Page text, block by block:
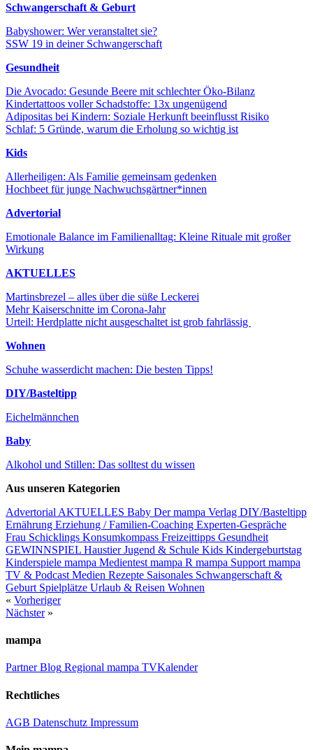
Schwangerschaft & Geburt
Babyshower: Wer veranstaltet sie?
SSW 19 in deiner Schwangerschaft
Gesundheit
Die Avocado: Gesunde Beere mit schlechter Öko-Bilanz
Kindertattoos voller Schadstoffe: 13x ungenügend
Adipositas bei Kindern: Soziale Herkunft beeinflusst Risiko
Schlaf: 5 Gründe, warum die Erholung so wichtig ist
Kids
Allerheiligen: Als Familie gemeinsam gedenken
Hochbeet für junge Nachwuchsgärtner*innen
Advertorial
Emotionale Balance im Familienalltag: Kleine Rituale mit großer
Wirkung
AKTUELLES
Martinsbrezel – alles über die süße Leckerei
Mehr Kaiserschnitte im Corona-Jahr
Urteil: Herdplatte nicht ausgeschaltet ist grob fahrlässig
Wohnen
Schuhe wasserdicht machen: Die besten Tipps!
DIY/Basteltipp
Eichelmännchen
Baby
Alkohol und Stillen: Das solltest du wissen
Aus unseren Kategorien
Advertorial AKTUELLES Baby Der mampa Verlag DIY/Basteltipp
Ernährung Erziehung / Familien-Coaching Experten-Gespräche
Frau Schicklings Konsumkompass Freizeittipps Gesundheit
GEWINNSPIEL HaustierJugend & Schule Kids Kindergeburtstag
Kinderspiele mampa Medientest mampa R mampa Support mampa
TV & Podcast Medien Rezepte Saisonales Schwangerschaft &
Geburt Spielplätze Urlaub & Reisen Wohnen
« Vorheriger
Nächster»
mampa
PartnerBlog Regional mampa TVKalender
Rechtliches
AGB Datenschutz Impressum